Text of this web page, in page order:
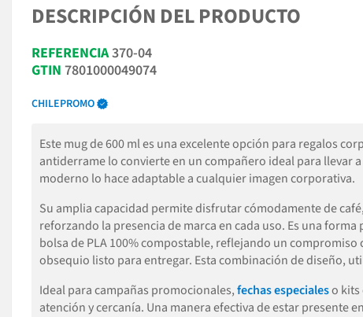
DESCRIPCIÓN DEL PRODUCTO
REFERENCIA370-04
GTIN 7801000049074
CHILEPROMO
Este mug de 600 ml es una excelente opción para regalos
antiderrame lo convierte en un compañero ideal para llevar
moderno lo hace adaptable a cualquier imagen corporativa.
Su amplia capacidad permite disfrutar cómodamente de
reforzando la presencia de marca en cada uso. Es una
bolsa de PLA 100% compostable, reflejando un
obsequio listo para entregar. Esta combinación de diseño,
Ideal para campañas promocionales,fechas especialeso kits
atención y cercanía. Una manera efectiva de estar presente